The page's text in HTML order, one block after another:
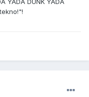
YADA DUNK YADA